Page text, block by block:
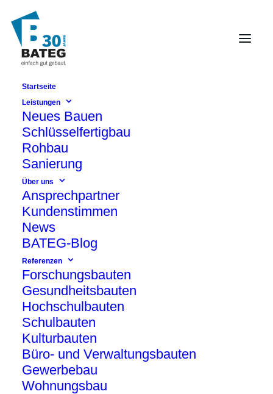
Startseite
Leistungen
Neues Bauen
Schlüsselfertigbau
Rohbau
Sanierung
Über uns
Ansprechpartner
Kundenstimmen
News
BATEG-Blog
Referenzen
Forschungsbauten
Gesundheitsbauten
Hochschulbauten
Schulbauten
Kulturbauten
Büro- und Verwaltungsbauten
Gewerbebau
Wohnungsbau
Gondwanaland - Zoo
Leipzig
Errichtung einer Tropenhalle